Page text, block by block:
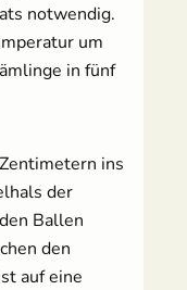
notwendig.
um
in fünf
ins
der
Ballen
den
auf eine